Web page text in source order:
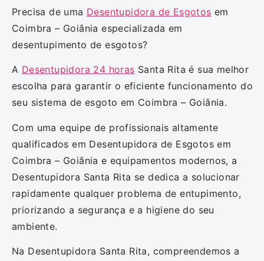
Precisa de uma Desentupidora de Esgotos em
Coimbra – Goiânia especializada em
desentupimento de esgotos?
A Desentupidora 24 horas Santa Rita é sua melhor
escolha para garantir o eficiente funcionamento do
seu sistema de esgoto em Coimbra – Goiânia.
Com uma equipe de profissionais altamente
qualificados em Desentupidora de Esgotos em
Coimbra – Goiânia e equipamentos modernos, a
Desentupidora Santa Rita se dedica a solucionar
rapidamente qualquer problema de entupimento,
priorizando a segurança e a higiene do seu
ambiente.
Na Desentupidora Santa Rita, compreendemos a